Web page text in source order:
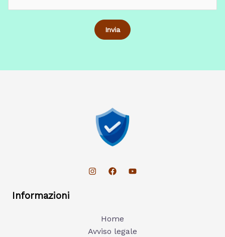
Informazioni
Home
Avviso legale